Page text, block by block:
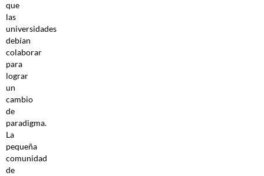
que
las
universidades
debían
colaborar
para
lograr
un
cambio
de
paradigma.
La
pequeña
comunidad
de